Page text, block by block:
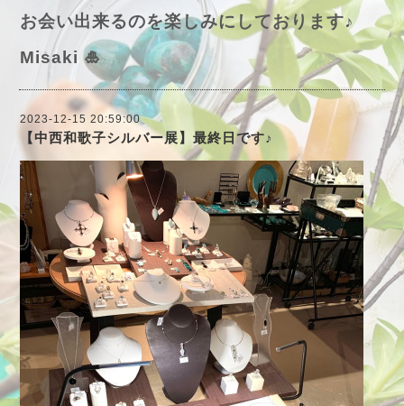
お会い出来るのを楽しみにしております♪
Misaki 🎍
2023-12-15 20:59:00
【中西和歌子シルバー展】最終日です♪